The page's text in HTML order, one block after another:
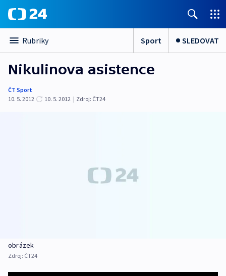
Rubriky Sport SLEDOVAT
Nikulinova asistence
ČT Sport
10. 5. 2012
10. 5. 2012 | Zdroj: ČT24
obrázek
Zdroj: ČT24